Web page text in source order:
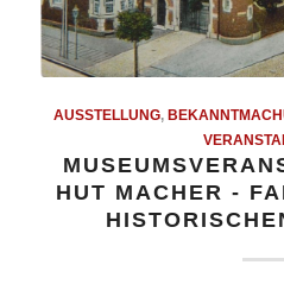
AUSSTELLUNG,
HUT MACHER -